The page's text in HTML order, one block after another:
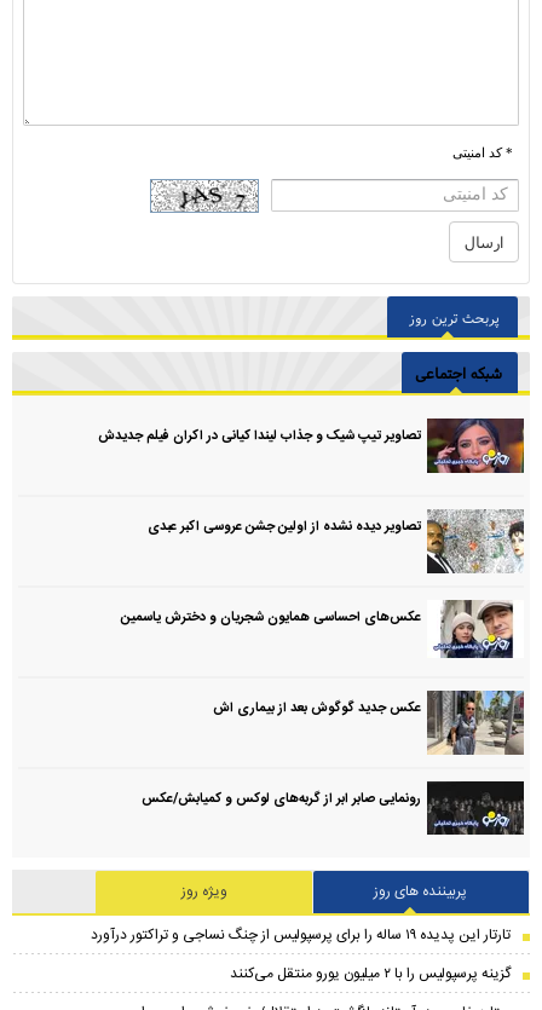
* کد امنیتی
پربحث ترین روز
شبکه اجتماعی
تصاویر تیپ شیک و جذاب لیندا کیانی در اکران فیلم جدیدش
تصاویر دیده نشده از اولین جشن عروسی اکبر عبدی
عکس‌های احساسی همایون شجریان و دخترش یاسمین
عکس جدید گوگوش بعد از بیماری اش
رونمایی صابر ابر از گربه‌های لوکس و کمیابش/عکس
پربیننده های روز
ویژه روز
تارتار این پدیده ۱۹ ساله را برای پرسپولیس از چنگ نساجی و تراکتور درآورد
گزینه پرسپولیس را با ۲ میلیون یورو منتقل می‌کنند